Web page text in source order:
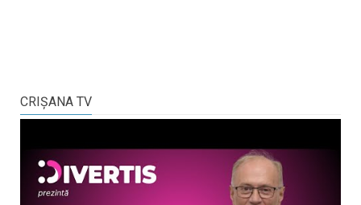
CRIŞANA TV